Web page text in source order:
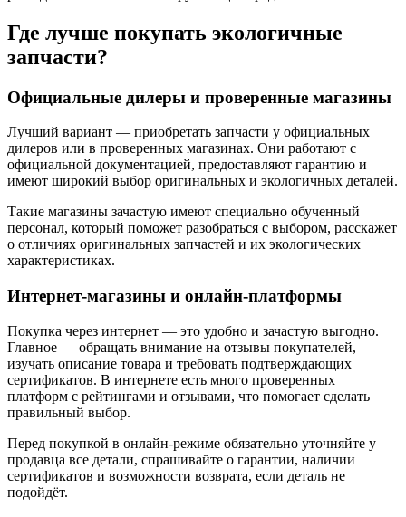
Где лучше покупать экологичные
запчасти?
Официальные дилеры и проверенные магазины
Лучший вариант — приобретать запчасти у официальных
дилеров или в проверенных магазинах. Они работают с
официальной документацией, предоставляют гарантию и
имеют широкий выбор оригинальных и экологичных деталей.
Такие магазины зачастую имеют специально обученный
персонал, который поможет разобраться с выбором, расскажет
о отличиях оригинальных запчастей и их экологических
характеристиках.
Интернет-магазины и онлайн-платформы
Покупка через интернет — это удобно и зачастую выгодно.
Главное — обращать внимание на отзывы покупателей,
изучать описание товара и требовать подтверждающих
сертификатов. В интернете есть много проверенных
платформ с рейтингами и отзывами, что помогает сделать
правильный выбор.
Перед покупкой в онлайн-режиме обязательно уточняйте у
продавца все детали, спрашивайте о гарантии, наличии
сертификатов и возможности возврата, если деталь не
подойдёт.